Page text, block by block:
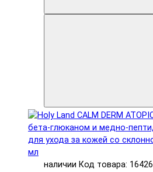
наличии Код товара: